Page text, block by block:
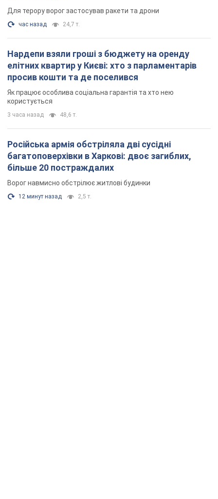
Для терору ворог застосував ракети та дрони
час назад 24,7 т.
Нардепи взяли гроші з бюджету на оренду
елітних квартир у Києві: хто з парламентарів
просив кошти та де поселився
Як працює особлива соціальна гарантія та хто нею
користується
3 часа назад 48,6 т.
Російська армія обстріляла дві сусідні
багатоповерхівки в Харкові: двоє загиблих,
більше 20 постраждалих
Ворог навмисно обстрілює житлові будинки
12 минут назад 2,5 т.